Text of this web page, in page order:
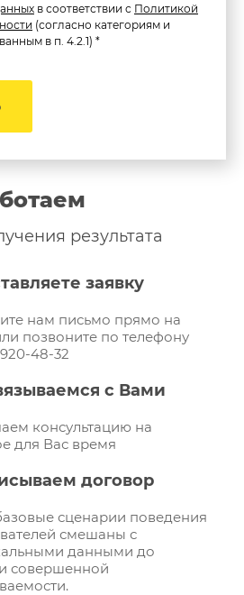
в соответствии с Политикой
(согласно категориям и
в п. 4.2.1) *
результата
заявку
нам письмо прямо на
позвоните по телефону
920-48-32
с Вами
консультацию на
для Вас время
договор
сценарии поведения
смешаны с
данными до
совершенной